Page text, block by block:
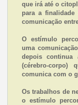
que irá até o
para a finalidade
comunicação
O estímulo
uma
depois continua
(cérebro-
comunica com o
Os trabalhos de
o estímulo